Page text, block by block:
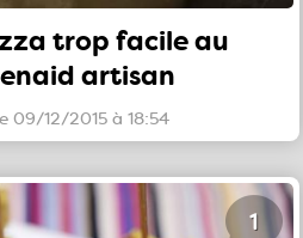
trop facile au
artisan
09/12/2015 à 18:54
1